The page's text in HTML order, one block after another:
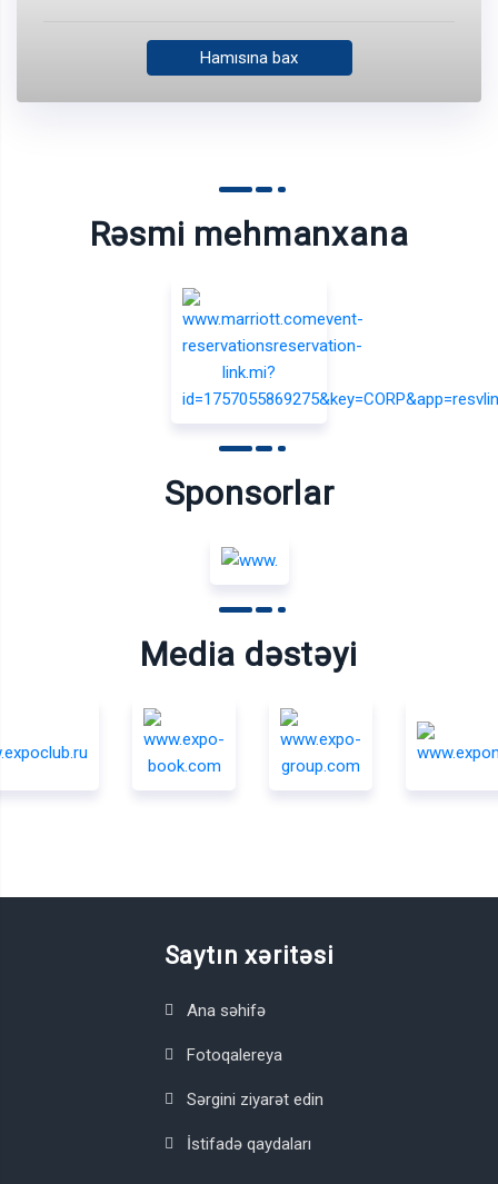
Hamısına bax
Rəsmi mehmanxana
Sponsorlar
Media dəstəyi
Saytın xəritəsi
Ana səhifə
Fotoqalereya
Sərgini ziyarət edin
İstifadə qaydaları